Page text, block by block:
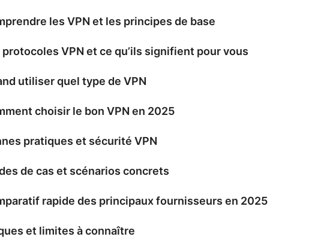
les VPN et les principes de base
protocoles VPN et ce qu’ils signifient pour vous
utiliser quel type de VPN
choisir le bon VPN en 2025
pratiques et sécurité VPN
de cas et scénarios concrets
rapide des principaux fournisseurs en 2025
et limites à connaître